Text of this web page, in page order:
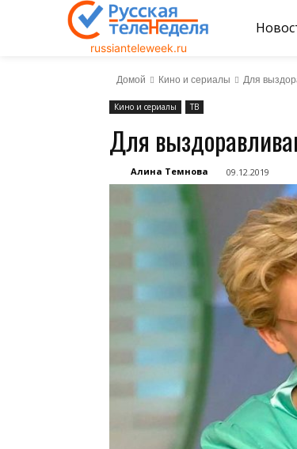
russianteleweek.ru
Домой Кино и сериалы Для
Кино и сериалы ТВ
Для
Алина Темнова 09.12.2019